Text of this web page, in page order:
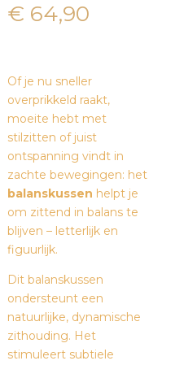
€ 64,90
Of je nu sneller
overprikkeld raakt,
moeite hebt met
stilzitten of juist
ontspanning vindt in
zachte bewegingen: het
balanskussen helpt je
om zittend in balans te
blijven – letterlijk en
figuurlijk.
Dit balanskussen
ondersteunt een
natuurlijke, dynamische
zithouding. Het
stimuleert subtiele